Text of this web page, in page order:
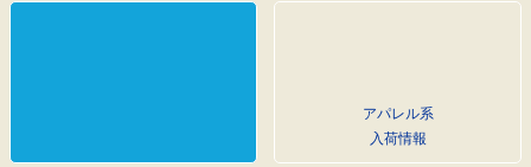
アパレル系
入荷情報